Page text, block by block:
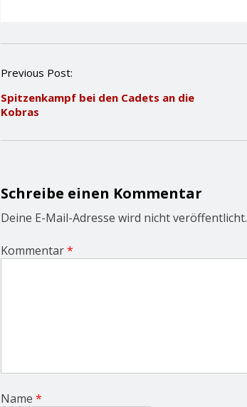
P
s
t
a
g
a
t
n
Previous Post:
Spitzenkampf bei den Cadets an die
Kobras
Schreibe einen Kommentar
Deine E-Mail-Adresse wird nicht veröffentlicht.
Kommentar*
Name *